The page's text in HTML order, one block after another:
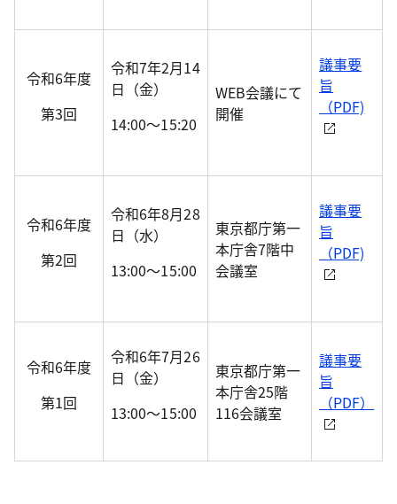
令和6年度
第3回
令和7年2月14
日（金）
14:00～15:20
WEB会議にて
開催
議事要
旨
（PDF)
令和6年度
第2回
令和6年8月28
日（水）
13:00～15:00
東京都庁第一
本庁舎7階中
会議室
議事要
旨
（PDF)
令和6年度
第1回
令和6年7月26
日（金）
13:00～15:00
東京都庁第一
本庁舎25階
116会議室
議事要
旨
（PDF）